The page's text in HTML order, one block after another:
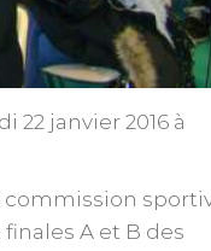
22 janvier 2016 à
commission
A et B des